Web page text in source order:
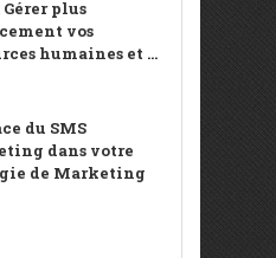
Gérer plus
vos
humaines et ...
du SMS
dans votre
de Marketing